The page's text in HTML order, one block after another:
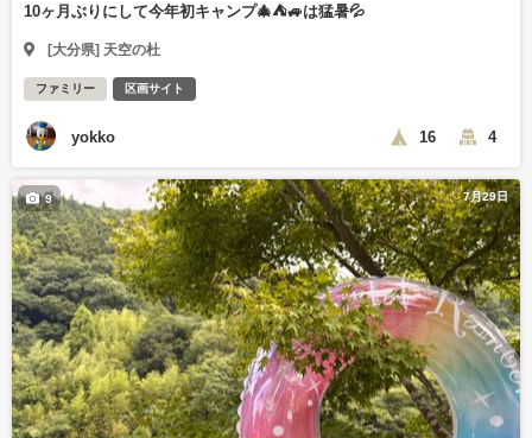
10ヶ月ぶりにして今年初キャンプ🎄⛺🚙は猛暑💦
[大分県] 天空の杜
ファミリー 区画サイト
yokko 16 4
7月29日
9